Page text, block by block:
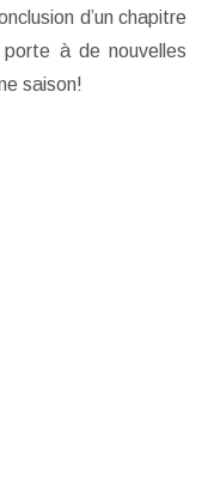
d’un chapitre
à de nouvelles
saison!